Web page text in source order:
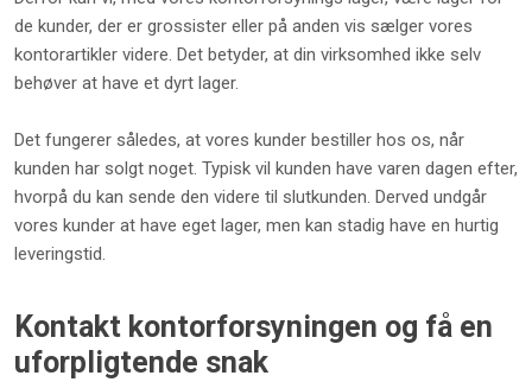
de kunder, der er grossister eller på anden vis sælger vores
kontorartikler videre. Det betyder, at din virksomhed ikke selv
behøver at have et dyrt lager.
Det fungerer således, at vores kunder bestiller hos os, når
kunden har solgt noget. Typisk vil kunden have varen dagen efter,
hvorpå du kan sende den videre til slutkunden. Derved undgår
vores kunder at have eget lager, men kan stadig have en hurtig
leveringstid.
Kontakt kontorforsyningen og få en
uforpligtende snak